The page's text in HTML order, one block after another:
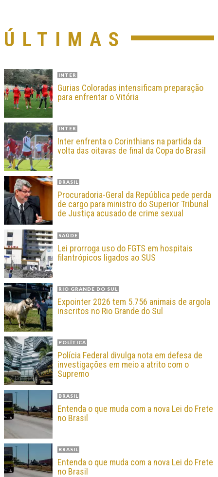
ÚLTIMAS
INTER
Gurias Coloradas intensificam preparação
para enfrentar o Vitória
INTER
Inter enfrenta o Corinthians na partida da
volta das oitavas de final da Copa do Brasil
BRASIL
Procuradoria-Geral da República pede perda
de cargo para ministro do Superior Tribunal
de Justiça acusado de crime sexual
SAÚDE
Lei prorroga uso do FGTS em hospitais
filantrópicos ligados ao SUS
RIO GRANDE DO SUL
Expointer 2026 tem 5.756 animais de argola
inscritos no Rio Grande do Sul
POLÍTICA
Polícia Federal divulga nota em defesa de
investigações em meio a atrito com o
Supremo
BRASIL
Entenda o que muda com a nova Lei do Frete
no Brasil
BRASIL
Entenda o que muda com a nova Lei do Frete
no Brasil